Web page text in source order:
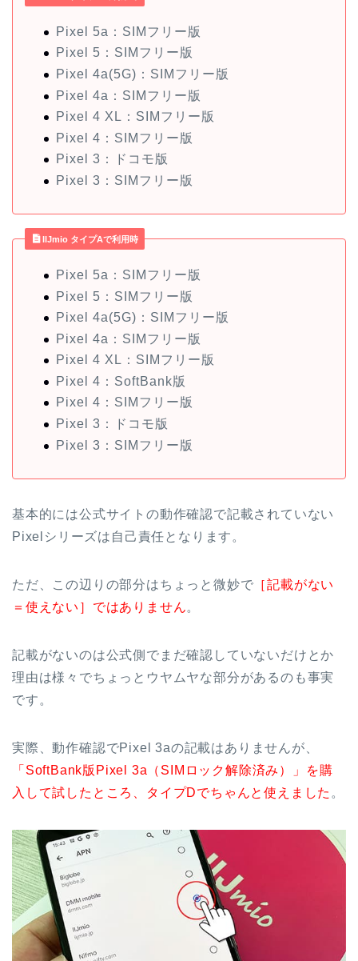
Pixel 5a：SIMフリー版
Pixel 5：SIMフリー版
Pixel 4a(5G)：SIMフリー版
Pixel 4a：SIMフリー版
Pixel 4 XL：SIMフリー版
Pixel 4：SIMフリー版
Pixel 3：ドコモ版
Pixel 3：SIMフリー版
IIJmio タイプAで利用時
Pixel 5a：SIMフリー版
Pixel 5：SIMフリー版
Pixel 4a(5G)：SIMフリー版
Pixel 4a：SIMフリー版
Pixel 4 XL：SIMフリー版
Pixel 4：SoftBank版
Pixel 4：SIMフリー版
Pixel 3：ドコモ版
Pixel 3：SIMフリー版
基本的には公式サイトの動作確認で記載されていない
Pixelシリーズは自己責任となります。
ただ、この辺りの部分はちょっと微妙で ［記載がない
＝使えない］ではありません。
記載がないのは公式側でまだ確認していないだけとか
理由は様々でちょっとウヤムヤな部分があるのも事実
です。
実際、動作確認でPixel 3aの記載はありませんが、
「SoftBank版Pixel 3a（SIMロック解除済み）」を購
入して試したところ、タイプDでちゃんと使えました 。